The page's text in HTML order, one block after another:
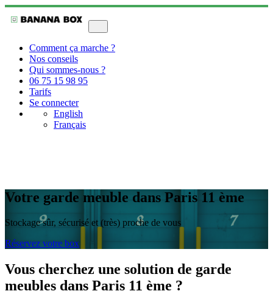
Comment ça marche ?
Nos conseils
Qui sommes-nous ?
06 75 15 98 95
Tarifs
Se connecter
English
Français
Votre garde meuble dans Paris 11 ème
Stockage sûr, sécurisé et (très) proche de vous
Réservez votre box
Vous cherchez une solution de garde
meubles dans Paris 11 ème ?